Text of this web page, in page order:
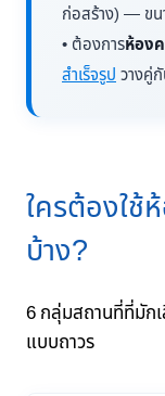
ก่อสร้าง) — ขน
• ต้องการห้อง
สำเร็จรูป วางคู่
ใครต้องใช้
บ้าง?
6 กลุ่มสถานที่ที่มัก
แบบถาวร